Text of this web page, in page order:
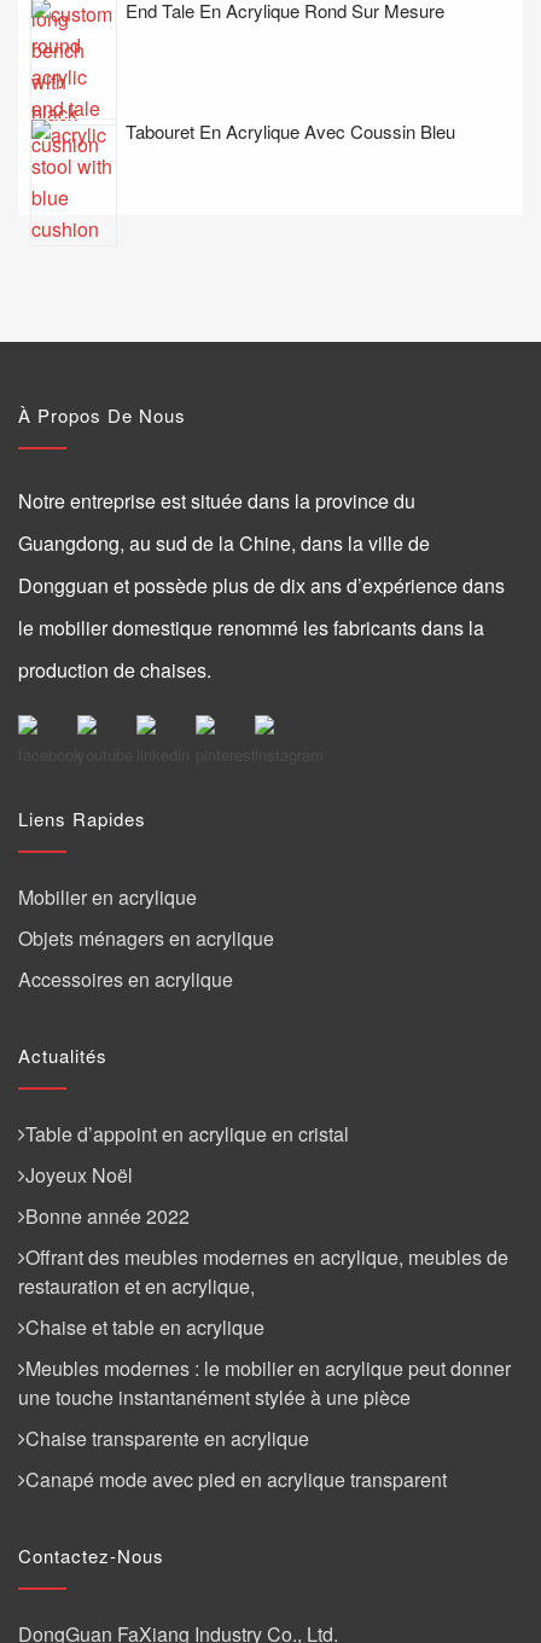
End Tale En Acrylique Rond Sur Mesure
Tabouret En Acrylique Avec Coussin Bleu
À Propos De Nous
Notre entreprise est située dans la province du
Guangdong, au sud de la Chine, dans la ville de
Dongguan et possède plus de dix ans d’expérience dans
le mobilier domestique renommé les fabricants dans la
production de chaises.
Liens Rapides
Mobilier en acrylique
Objets ménagers en acrylique
Accessoires en acrylique
Actualités
Table d’appoint en acrylique en cristal
Joyeux Noël
Bonne année 2022
Offrant des meubles modernes en acrylique, meubles de
restauration et en acrylique,
Chaise et table en acrylique
Meubles modernes : le mobilier en acrylique peut donner
une touche instantanément stylée à une pièce
Chaise transparente en acrylique
Canapé mode avec pied en acrylique transparent
Contactez-Nous
DongGuan FaXiang Industry Co., Ltd.